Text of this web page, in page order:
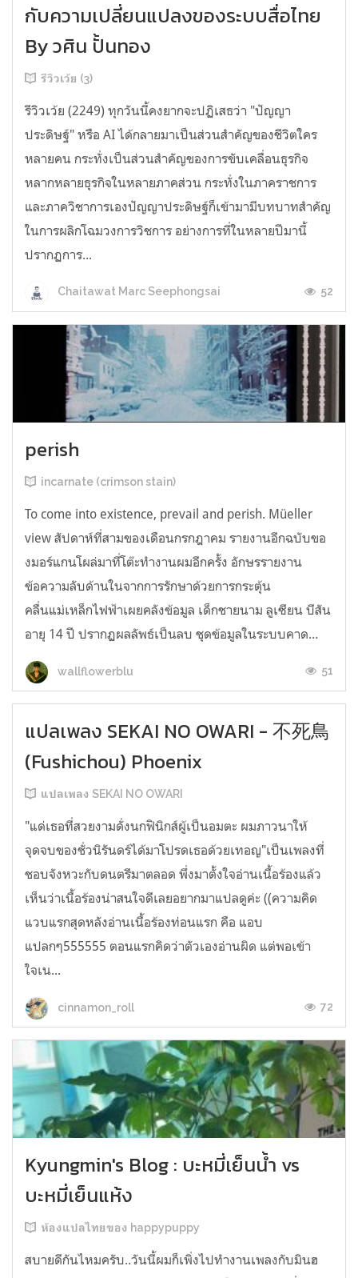
กับความเปลี่ยนแปลงของระบบสื่อไทย
By วศิน ปั้นทอง
รีวิวเว้ย (3)
รีวิวเว้ย (2249) ทุกวันนี้คงยากจะปฏิเสธว่า "ปัญญา
ประดิษฐ์" หรือ AI ได้กลายมาเป็นส่วนสำคัญของชีวิตใคร
หลายคน กระทั่งเป็นส่วนสำคัญของการขับเคลื่อนธุรกิจ
หลากหลายธุรกิจในหลายภาคส่วน กระทั่งในภาคราชการ
และภาควิชาการเองปัญญาประดิษฐ์ก็เข้ามามีบทบาทสำคัญ
ในการผลิกโฉมวงการวิชการ อย่างการที่ในหลายปีมานี้
ปรากฏการ...
Chaitawat Marc Seephongsai 52
perish
incarnate (crimson stain)
To come into existence, prevail and perish. Müeller
view สัปดาห์ที่สามของเดือนกรกฎาคม รายงานอีกฉบับขอ
งมอร์แกนโผล่มาที่โต๊ะทำงานผมอีกครั้ง อักษรรายงาน
ข้อความลับด้านในจากการรักษาด้วยการกระตุ้น
คลื่นแม่เหล็กไฟฟ้าเผยคลังข้อมูล เด็กชายนาม ลูเซียน บีสัน
อายุ 14 ปี ปรากฏผลลัพธ์เป็นลบ ชุดข้อมูลในระบบคาด...
wallflowerblu 51
แปลเพลง SEKAI NO OWARI - 不死鳥
(Fushichou) Phoenix
แปลเพลง SEKAI NO OWARI
"แด่เธอที่สวยงามดั่งนกฟินิกส์ผู้เป็นอมตะ ผมภาวนาให้
จุดจบของชั่วนิรันดร์ได้มาโปรดเธอด้วยเทอญ"เป็นเพลงที่
ชอบจังหวะกับดนตรีมาตลอด พึ่งมาตั้งใจอ่านเนื้อร้องแล้ว
เห็นว่าเนื้อร้องน่าสนใจดีเลยอยากมาแปลดูค่ะ ((ความคิด
แวบแรกสุดหลังอ่านเนื้อร้องท่อนแรก คือ แอบ
แปลกๆ555555 ตอนแรกคิดว่าตัวเองอ่านผิด แต่พอเข้า
ใจเน...
cinnamon_roll 72
Kyungmin's Blog : บะหมี่เย็นน้ำ vs
บะหมี่เย็นแห้ง
ห้องแปลไทยของ happypuppy
สบายดีกันไหมครับ..วันนี้ผมก็เพิ่งไปทำงานเพลงกับมินฮ